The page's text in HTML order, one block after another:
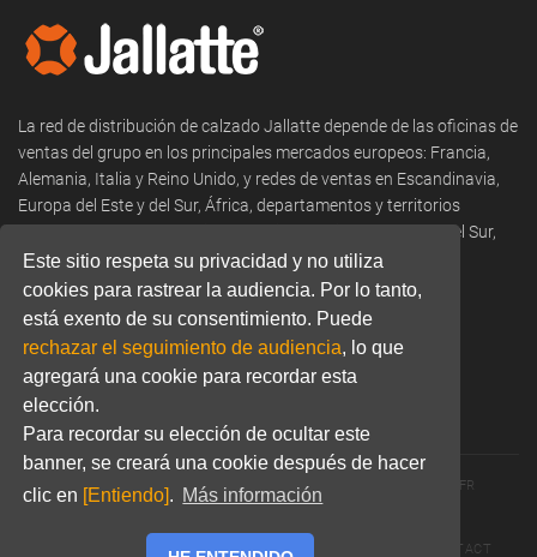
Este sitio respeta su privacidad y no utiliza
cookies para rastrear la audiencia. Por lo tanto,
está exento de su consentimiento. Puede
rechazar el seguimiento de audiencia, lo que
agregará una cookie para recordar esta
elección.
Para recordar su elección de ocultar este
banner, se creará una cookie después de hacer
clic en [Entiendo]. Más información
La red de distribución de calzado Jallatte depende de las oficinas de
ventas del grupo en los principales mercados europeos: Francia,
Alemania, Italia y Reino Unido, y redes de ventas en Escandinavia,
Europa del Este y del Sur, África, departamentos y territorios
franceses de ultramar, Oriente Medio, América del Norte y del Sur,
Asia y Oceanía.
Phone: +33 466 806 300
Email:commercial@jallatte.fr
Website:www.jallatte.fr
© 2026 JALLATTE - ALL RIGHTS RESERVED WWW.JALLATTE.FR
POLITIQUE DE CONFIDENTIALITÉ
CONTACT